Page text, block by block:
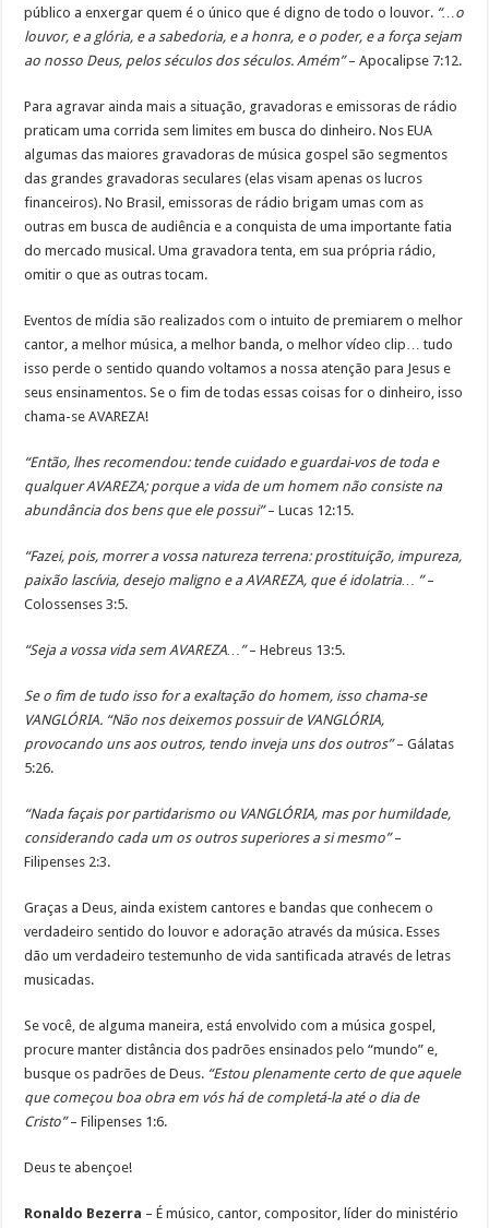
público a enxergar quem é o único que é digno de todo o louvor. “…o
louvor, e a glória, e a sabedoria, e a honra, e o poder, e a força sejam
ao nosso Deus, pelos séculos dos séculos. Amém”– Apocalipse 7:12.
Para agravar ainda mais a situação, gravadoras e emissoras de rádio
praticam uma corrida sem limites em busca do dinheiro. Nos EUA
algumas das maiores gravadoras de música gospel são segmentos
das grandes gravadoras seculares (elas visam apenas os lucros
financeiros). No Brasil, emissoras de rádio brigam umas com as
outras em busca de audiência e a conquista de uma importante fatia
do mercado musical. Uma gravadora tenta, em sua própria rádio,
omitir o que as outras tocam.
Eventos de mídia são realizados com o intuito de premiarem o melhor
cantor, a melhor música, a melhor banda, o melhor vídeo clip… tudo
isso perde o sentido quando voltamos a nossa atenção para Jesus e
seus ensinamentos. Se o fim de todas essas coisas for o dinheiro, isso
chama-se AVAREZA!
“Então, lhes recomendou: tende cuidado e guardai-vos de toda e
qualquer AVAREZA; porque a vida de um homem não consiste na
abundância dos bens que ele possui”– Lucas 12:15.
“Fazei, pois, morrer a vossa natureza terrena: prostituição, impureza,
paixão lascívia, desejo maligno e a AVAREZA, que é idolatria… ”–
Colossenses 3:5.
“Seja a vossa vida sem AVAREZA…”– Hebreus 13:5.
Se o fim de tudo isso for a exaltação do homem, isso chama-se
VANGLÓRIA. “Não nos deixemos possuir de VANGLÓRIA,
provocando uns aos outros, tendo inveja uns dos outros”– Gálatas
5:26.
“Nada façais por partidarismo ou VANGLÓRIA, mas por humildade,
considerando cada um os outros superiores a si mesmo”–
Filipenses 2:3.
Graças a Deus, ainda existem cantores e bandas que conhecem o
verdadeiro sentido do louvor e adoração através da música. Esses
dão um verdadeiro testemunho de vida santificada através de letras
musicadas.
Se você, de alguma maneira, está envolvido com a música gospel,
procure manter distância dos padrões ensinados pelo “mundo” e,
busque os padrões de Deus. “Estou plenamente certo de que aquele
que começou boa obra em vós há de completá-la até o dia de
Cristo”– Filipenses 1:6.
Deus te abençoe!
Ronaldo Bezerra – É músico, cantor, compositor, líder do ministério